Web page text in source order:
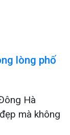
lòng phố
Hà
mà không